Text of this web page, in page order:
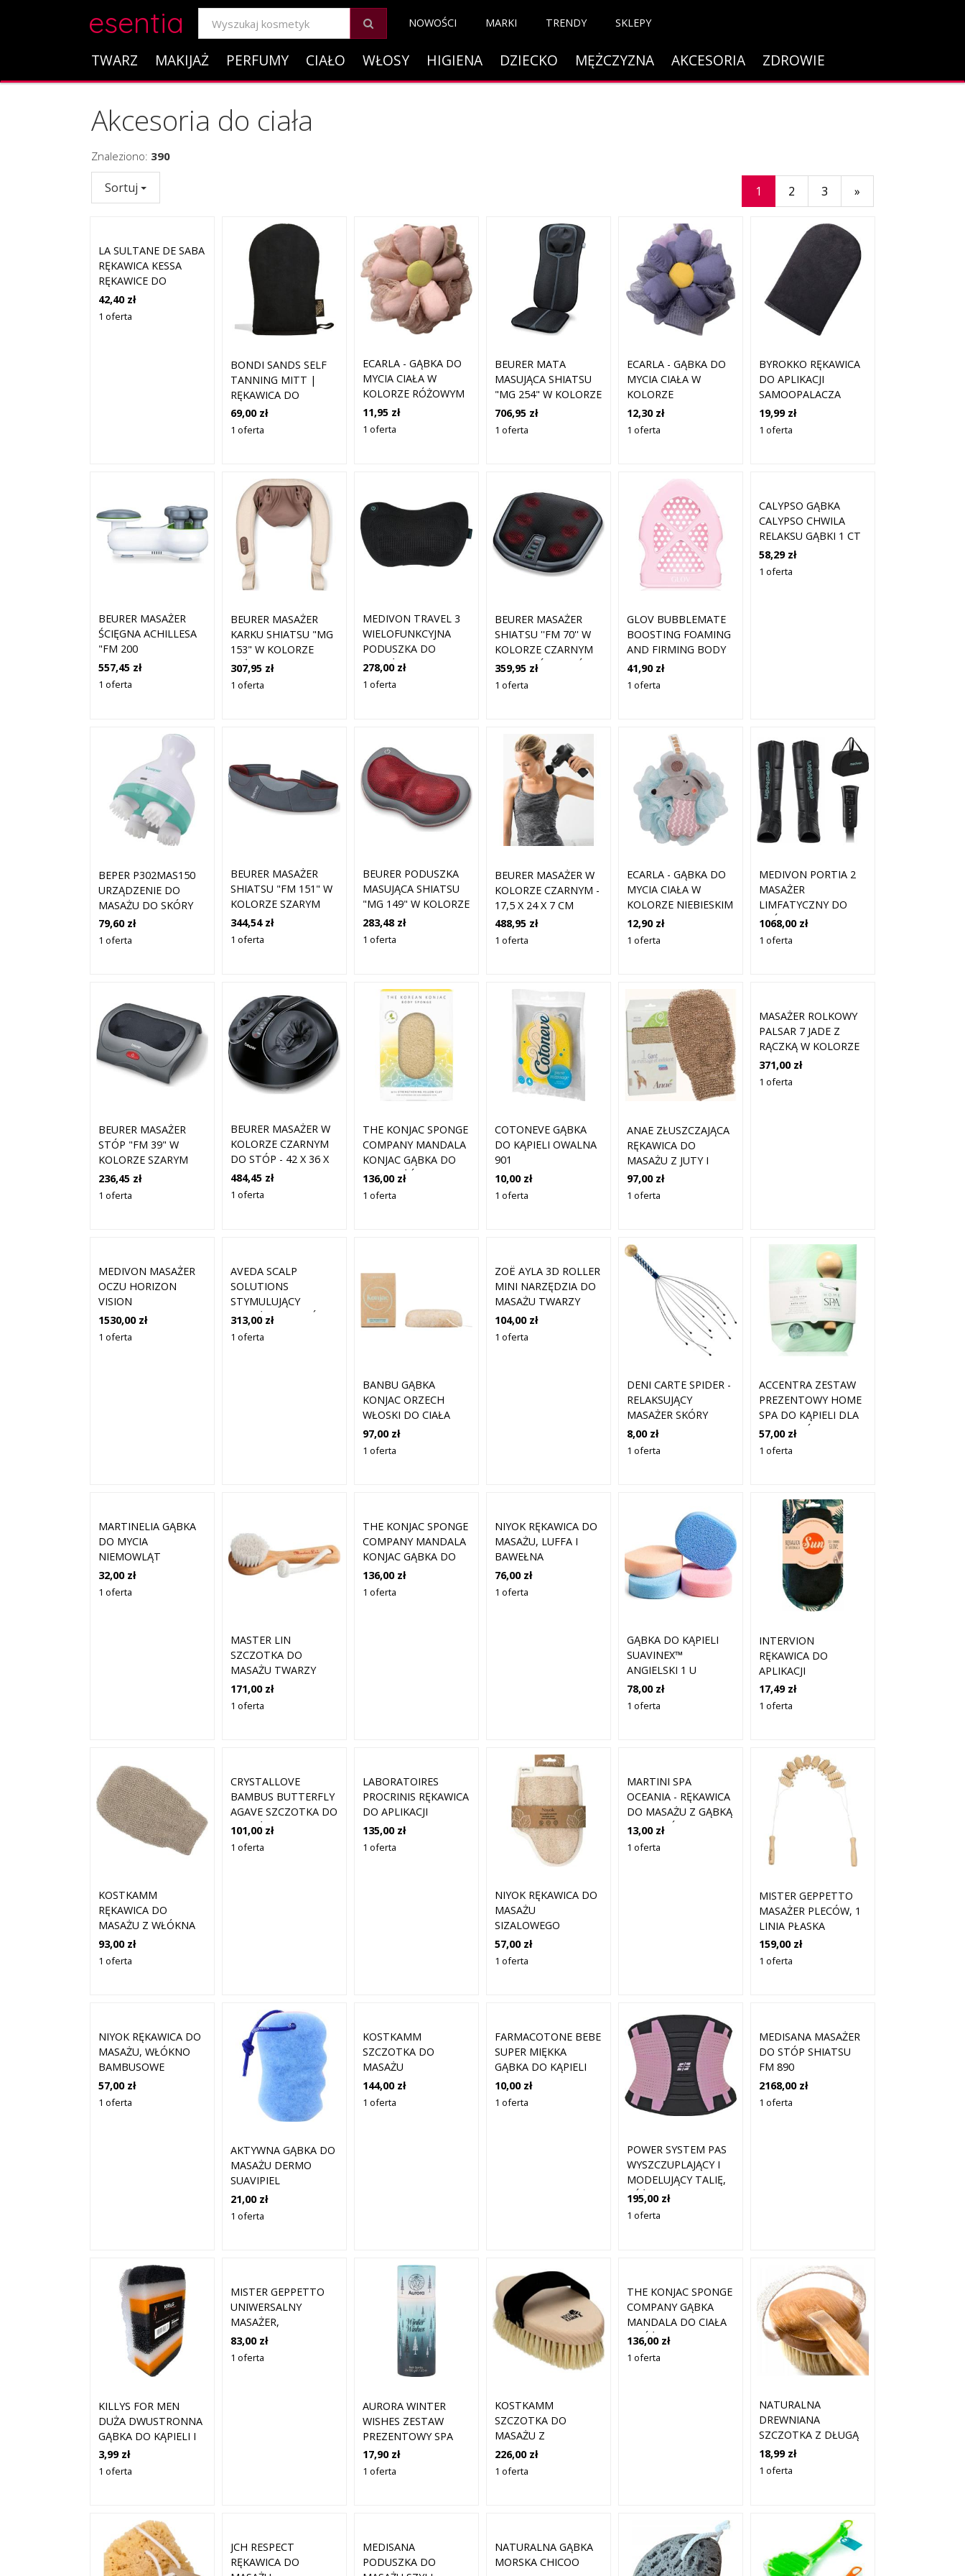
esentia NOWOŚCI MARKI TRENDY SKLEPY
TWARZ MAKIJAŻ PERFUMY CIAŁO WŁOSY HIGIENA DZIECKO MĘŻCZYZNA AKCESORIA ZDROWIE
Akcesoria do ciała
Znaleziono: 390
Sortuj 1 2 3 »
LA SULTANE DE SABA
RĘKAWICA KESSA
RĘKAWICE DO
PEELINGU 1 CT
42,40 zł
1 oferta
BONDI SANDS SELF
TANNING MITT |
RĘKAWICA DO
APLIKACJI
SAMOOPALACZA
69,00 zł
1 oferta
ECARLA - GĄBKA DO
MYCIA CIAŁA W
KOLORZE RÓŻOWYM
Z ZAWIESZKĄ W
KSZTAŁCIE KWIATKA,
11,95 zł
1 oferta
BEURER MATA
MASUJĄCA SHIATSU
"MG 254" W KOLORZE
CZARNYM ROZMIAR:
ONESIZE
706,95 zł
1 oferta
ECARLA - GĄBKA DO
MYCIA CIAŁA W
KOLORZE
FIOLETOWYM Z
ZAWIESZKĄ W
12,30 zł
1 oferta
BYROKKO RĘKAWICA
DO APLIKACJI
SAMOOPALACZA
TANNING MITT
19,99 zł
1 oferta
BEURER MASAŻER
ŚCIĘGNA ACHILLESA
"FM 200
ACHILLOMED" W
KOLORZE BIAŁYM
557,45 zł
1 oferta
BEURER MASAŻER
KARKU SHIATSU "MG
153" W KOLORZE
BEŻOWO-
JASNOBRĄZOWYM
307,95 zł
1 oferta
MEDIVON TRAVEL 3
WIELOFUNKCYJNA
PODUSZKA DO
MASAŻU 1 SZT.
278,00 zł
1 oferta
BEURER MASAŻER
SHIATSU ''FM 70'' W
KOLORZE CZARNYM
DO PLECÓW I STÓP
ROZMIAR: ONESIZE
359,95 zł
1 oferta
GLOV BUBBLEMATE
BOOSTING FOAMING
AND FIRMING BODY
PAD RĘKAWICA DO
MASAŻU DO CIAŁA 1
41,90 zł
1 oferta
CALYPSO GĄBKA
CALYPSO CHWILA
RELAKSU GĄBKI 1 CT
58,29 zł
1 oferta
BEPER P302MAS150
URZĄDZENIE DO
MASAŻU DO SKÓRY
GŁOWY I CIAŁA 1 SZT.
79,60 zł
1 oferta
BEURER MASAŻER
SHIATSU "FM 151" W
KOLORZE SZARYM
ROZMIAR: ONESIZE
344,54 zł
1 oferta
BEURER PODUSZKA
MASUJĄCA SHIATSU
"MG 149" W KOLORZE
SZARYM ROZMIAR:
ONESIZE
283,48 zł
1 oferta
BEURER MASAŻER W
KOLORZE CZARNYM -
17,5 X 24 X 7 CM
ROZMIAR: ONESIZE
488,95 zł
1 oferta
ECARLA - GĄBKA DO
MYCIA CIAŁA W
KOLORZE NIEBIESKIM
Z ZAWIESZKĄ W
KSZTAŁCIE MYSZKI, 1
12,90 zł
1 oferta
MEDIVON PORTIA 2
MASAŻER
LIMFATYCZNY DO
STÓP 1 SZT.
1068,00 zł
1 oferta
BEURER MASAŻER
STÓP "FM 39" W
KOLORZE SZARYM
ROZMIAR: ONESIZE
236,45 zł
1 oferta
BEURER MASAŻER W
KOLORZE CZARNYM
DO STÓP - 42 X 36 X
25 CM ROZMIAR:
ONESIZE
484,45 zł
1 oferta
THE KONJAC SPONGE
COMPANY MANDALA
KONJAC GĄBKA DO
CIAŁA Z ŻÓŁTEJ
GLINKI
136,00 zł
1 oferta
COTONEVE GĄBKA
DO KĄPIELI OWALNA
901
10,00 zł
1 oferta
ANAE ZŁUSZCZAJĄCA
RĘKAWICA DO
MASAŻU Z JUTY I
BAWEŁNY
97,00 zł
1 oferta
MASAŻER ROLKOWY
PALSAR 7 JADE Z
RĄCZKĄ W KOLORZE
ELEKTRYCZNEGO
RÓŻU I
371,00 zł
1 oferta
MEDIVON MASAŻER
OCZU HORIZON
VISION
1530,00 zł
1 oferta
AVEDA SCALP
SOLUTIONS
STYMULUJĄCY
MASAŻER DO SKÓRY
GŁOWY NARZĘDZIA
313,00 zł
1 oferta
BANBU GĄBKA
KONJAC ORZECH
WŁOSKI DO CIAŁA
97,00 zł
1 oferta
ZOË AYLA 3D ROLLER
MINI NARZĘDZIA DO
MASAŻU TWARZY
104,00 zł
1 oferta
DENI CARTE SPIDER -
RELAKSUJĄCY
MASAŻER SKÓRY
GŁOWY
8,00 zł
1 oferta
ACCENTRA ZESTAW
PREZENTOWY HOME
SPA DO KĄPIELI DLA
KOBIET SÓL DO
KĄPIELI I DREWNIANA
57,00 zł
1 oferta
MARTINELIA GĄBKA
DO MYCIA
NIEMOWLĄT
32,00 zł
1 oferta
MASTER LIN
SZCZOTKA DO
MASAŻU TWARZY
171,00 zł
1 oferta
THE KONJAC SPONGE
COMPANY MANDALA
KONJAC GĄBKA DO
CIAŁA Z ALOESEM
136,00 zł
1 oferta
NIYOK RĘKAWICA DO
MASAŻU, LUFFA I
BAWEŁNA
76,00 zł
1 oferta
GĄBKA DO KĄPIELI
SUAVINEX™
ANGIELSKI 1 U
78,00 zł
1 oferta
INTERVION
RĘKAWICA DO
APLIKACJI
SAMOOPALACZA
17,49 zł
1 oferta
KOSTKAMM
RĘKAWICA DO
MASAŻU Z WŁÓKNA
LNIANEGO
93,00 zł
1 oferta
CRYSTALLOVE
BAMBUS BUTTERFLY
AGAVE SZCZOTKA DO
MASAŻU CIAŁA W
ROZMIARZE
101,00 zł
1 oferta
LABORATOIRES
PROCRINIS RĘKAWICA
DO APLIKACJI
SAMOOPALACZA W
SPRAYU
135,00 zł
1 oferta
NIYOK RĘKAWICA DO
MASAŻU
SIZALOWEGO
57,00 zł
1 oferta
MARTINI SPA
OCEANIA - RĘKAWICA
DO MASAŻU Z GĄBKĄ
O PODWÓJNYM
DZIAŁANIU, RÓŻNE
13,00 zł
1 oferta
MISTER GEPPETTO
MASAŻER PLECÓW, 1
LINIA PŁASKA
159,00 zł
1 oferta
NIYOK RĘKAWICA DO
MASAŻU, WŁÓKNO
BAMBUSOWE
57,00 zł
1 oferta
AKTYWNA GĄBKA DO
MASAŻU DERMO
SUAVIPIEL
21,00 zł
1 oferta
KOSTKAMM
SZCZOTKA DO
MASAŻU
KĄPIELOWEGO
144,00 zł
1 oferta
FARMACOTONE BEBE
SUPER MIĘKKA
GĄBKA DO KĄPIELI
184
10,00 zł
1 oferta
POWER SYSTEM PAS
WYSZCZUPLAJĄCY I
MODELUJĄCY TALIĘ,
RÓŻOWY, L/XL (72–88
CM)
195,00 zł
1 oferta
MEDISANA MASAŻER
DO STÓP SHIATSU
FM 890
2168,00 zł
1 oferta
KILLYS FOR MEN
DUŻA DWUSTRONNA
GĄBKA DO KĄPIELI I
POD PRYSZNIC DLA
MĘŻCZYZN
3,99 zł
1 oferta
MISTER GEPPETTO
UNIWERSALNY
MASAŻER,
POJEDYNCZE KOŁKI
83,00 zł
1 oferta
AURORA WINTER
WISHES ZESTAW
PREZENTOWY SPA
MUSUJĄCE KULE DO
KĄPIELI 3X100G
17,90 zł
1 oferta
KOSTKAMM
SZCZOTKA DO
MASAŻU Z
WYTRZYMAŁEGO
WŁOSIA BUKOWEGO I
226,00 zł
1 oferta
THE KONJAC SPONGE
COMPANY GĄBKA
MANDALA DO CIAŁA
Z RÓŻOWEJ GLINKI
136,00 zł
1 oferta
NATURALNA
DREWNIANA
SZCZOTKA Z DŁUGĄ
RĄCZKĄ DO MYCIA
MASAŻU CIAŁA
18,99 zł
1 oferta
JCH RESPECT
RĘKAWICA DO
MEDISANA
PODUSZKA DO
NATURALNA GĄBKA
MORSKA CHICOO